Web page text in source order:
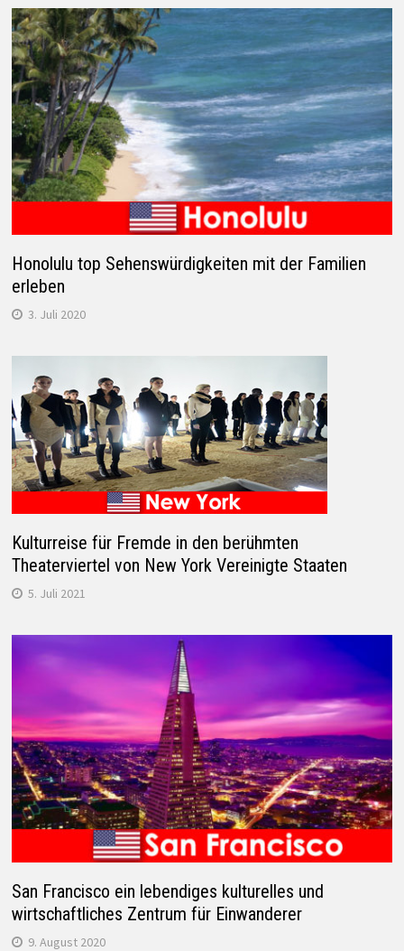
Honolulu top Sehenswürdigkeiten mit der Familien
erleben
3. Juli 2020
Kulturreise für Fremde in den berühmten
Theaterviertel von New York Vereinigte Staaten
5. Juli 2021
San Francisco ein lebendiges kulturelles und
wirtschaftliches Zentrum für Einwanderer
9. August 2020